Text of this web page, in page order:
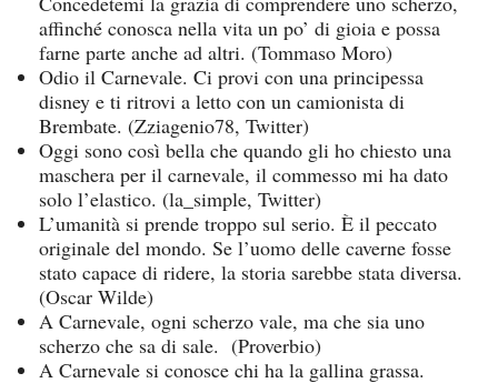
affinché conosca nella vita un po’ di gioia e possa
farne parte anche ad altri. (Tommaso Moro)
Odio il Carnevale. Ci provi con una principessa
disney e ti ritrovi a letto con un camionista di
Brembate. (Zziagenio78, Twitter)
Oggi sono così bella che quando gli ho chiesto una
maschera per il carnevale, il commesso mi ha dato
solo l’elastico. (la_simple, Twitter)
L’umanità si prende troppo sul serio. È il peccato
originale del mondo. Se l’uomo delle caverne fosse
stato capace di ridere, la storia sarebbe stata diversa.
(Oscar Wilde)
A Carnevale, ogni scherzo vale, ma che sia uno
scherzo che sa di sale. (Proverbio)
A Carnevale si conosce chi ha la gallina grassa.